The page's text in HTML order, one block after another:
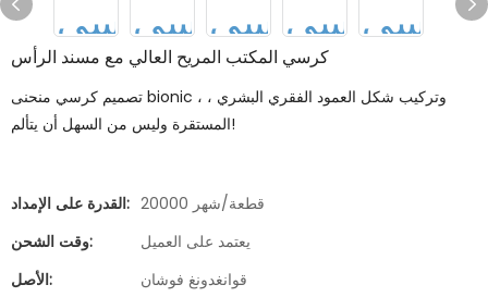
كرسي المكتب المريح العالي مع مسند الرأس
تصميم كرسي منحنى bionic ، وتركيب شكل العمود الفقري البشري ،
المستقرة وليس من السهل أن يتألم!
القدرة على الإمداد:
20000 قطعة/شهر
وقت الشحن:
يعتمد على العميل
الأصل:
قوانغدونغ فوشان